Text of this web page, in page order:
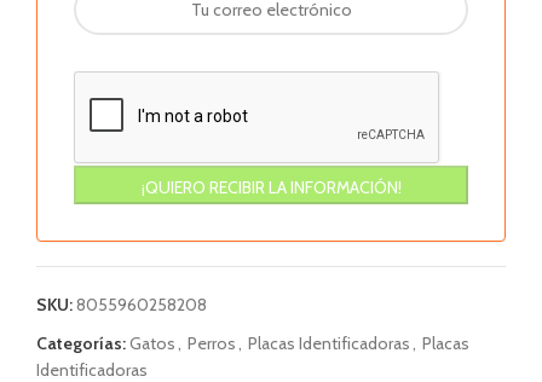
SKU:8055960258208
Categorías:Gatos, Perros, Placas Identificadoras, Placas
Identificadoras